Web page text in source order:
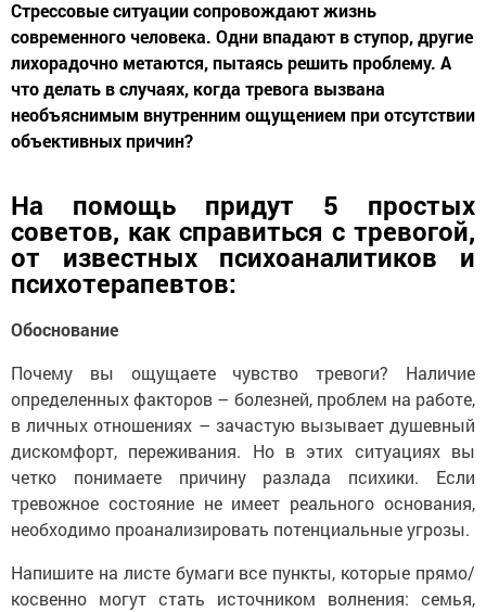
Стрессовые ситуации сопровождают жизнь
современного человека. Одни впадают в ступор, другие
лихорадочно метаются, пытаясь решить проблему. А
что делать в случаях, когда тревога вызвана
необъяснимым внутренним ощущением при отсутствии
объективных причин?
На помощь придут 5 простых
советов, как справиться с тревогой,
от известных психоаналитиков и
психотерапевтов:
Обоснование
Почему вы ощущаете чувство тревоги? Наличие
определенных факторов – болезней, проблем на работе,
в личных отношениях – зачастую вызывает душевный
дискомфорт, переживания. Но в этих ситуациях вы
четко понимаете причину разлада психики. Если
тревожное состояние не имеет реального основания,
необходимо проанализировать потенциальные угрозы.
Напишите на листе бумаги все пункты, которые прямо/
косвенно могут стать источником волнения: семья,